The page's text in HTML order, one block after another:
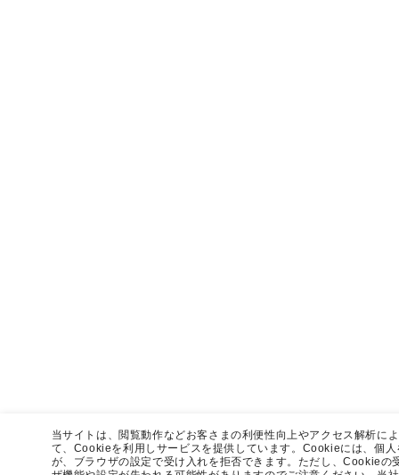
当サイトは、閲覧動作などお客さまの利便性向上やアクセス解析に
て、Cookieを利用しサービスを提供しています。Cookieには、個
が、ブラウザの設定で受け入れを拒否できます。ただし、Cookieの